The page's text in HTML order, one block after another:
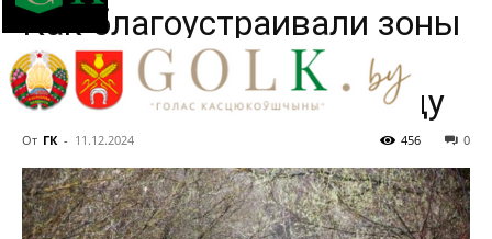
Как благоустраивали зоны
отселения на
Могилевщине в 2024 году
От ГК - 11.12.2024 0
456